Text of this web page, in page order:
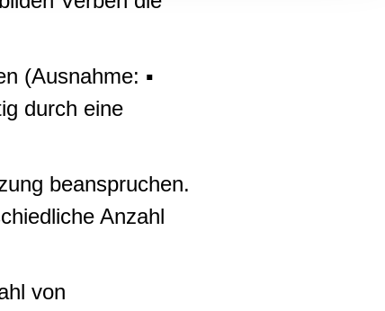
(Ausnahme: ▪
durch eine
beanspruchen.
Anzahl
von